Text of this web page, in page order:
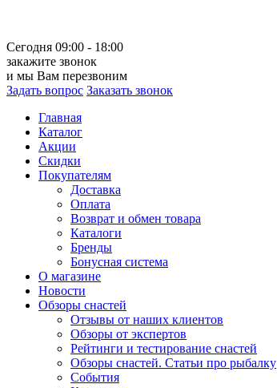
Сегодня 09:00 - 18:00
закажите звонок
и мы Вам перезвоним
Задать вопрос Заказать звонок
Главная
Каталог
Акции
Скидки
Покупателям
Доставка
Оплата
Возврат и обмен товара
Каталоги
Бренды
Бонусная система
О магазине
Новости
Обзоры снастей
Отзывы от наших клиентов
Обзоры от экспертов
Рейтинги и тестирование снастей
Обзоры снастей. Статьи про рыбалку
События